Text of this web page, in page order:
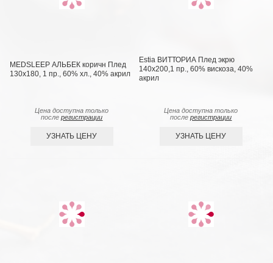
MEDSLEEP АЛЬБЕК коричн Плед
130x180, 1 пр., 60% хл., 40% акрил
Цена доступна только
послерегистрации
УЗНАТЬ ЦЕНУ
Estia ВИТТОРИА Плед экрю
140х200,1 пр., 60% вискоза, 40%
акрил
Цена доступна только
послерегистрации
УЗНАТЬ ЦЕНУ